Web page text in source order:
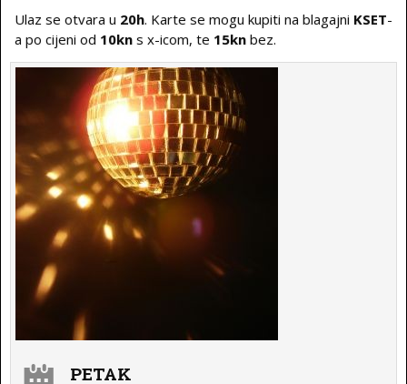
Ulaz se otvara u 20h. Karte se mogu kupiti na blagajni KSET-
a po cijeni od 10kn s x-icom, te 15kn bez.
PETAK